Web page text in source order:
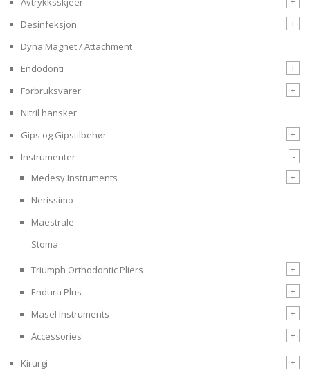
Desinfeksjon
+
Dyna Magnet / Attachment
Endodonti
+
Forbruksvarer
+
Nitril hansker
Gips og Gipstilbehør
+
Instrumenter
-
Medesy Instruments
+
Nerissimo
Maestrale
Stoma
Triumph Orthodontic Pliers
+
Endura Plus
+
Masel Instruments
+
Accessories
+
Kirurgi
+